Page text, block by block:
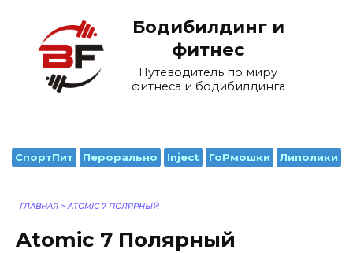
содержанию
Бодибилдинг и
фитнес
Путеводитель по миру
фитнеса и бодибилдинга
СпортПит Перорально Inject ГоРмошки Липолики
ГЛАВНАЯ > ATOMIC 7 ПОЛЯРНЫЙ
Atomic 7 Полярный